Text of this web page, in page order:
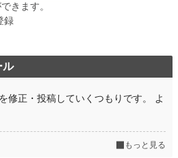
きます。
録
ル
修正・投稿していくつもりです。 よ
もっと見る